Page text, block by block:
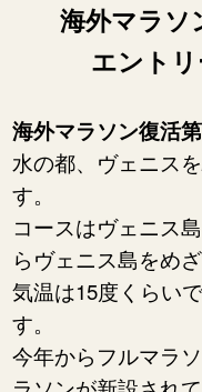
海外マラソ
エント
海外マラソン復活
水の都、ヴェニス
す。
コースはヴェニス
らヴェニス島をめ
気温は15度くらい
す。
今年からフルマラ